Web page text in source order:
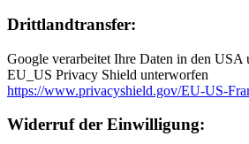
Drittlandtransfer:
Google verarbeitet Ihre Daten in den USA
EU_US Privacy Shield unterworfen
https://www.privacyshield.gov/EU-US-
Widerruf der Einwilligung: